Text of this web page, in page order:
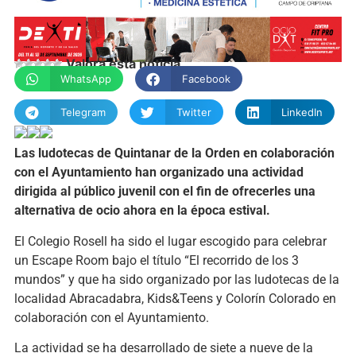
Valora esta noticia
WhatsApp Facebook
Telegram Twitter LinkedIn
Las ludotecas de Quintanar de la Orden en colaboración
con el Ayuntamiento han organizado una actividad
dirigida al público juvenil con el fin de ofrecerles una
alternativa de ocio ahora en la época estival.
El Colegio Rosell ha sido el lugar escogido para celebrar
un Escape Room bajo el título “El recorrido de los 3
mundos” y que ha sido organizado por las ludotecas de la
localidad Abracadabra, Kids&Teens y Colorín Colorado en
colaboración con el Ayuntamiento.
La actividad se ha desarrollado de siete a nueve de la